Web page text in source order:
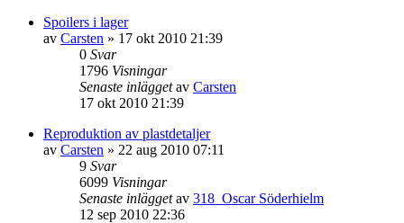
Spoilers i lager
av Carsten » 17 okt 2010 21:39
0 Svar
1796 Visningar
Senaste inläggetav Carsten
17 okt 2010 21:39
Reproduktion av plastdetaljer
av Carsten » 22 aug 2010 07:11
9 Svar
6099 Visningar
Senaste inläggetav 318_Oscar Söderhielm
12 sep 2010 22:36